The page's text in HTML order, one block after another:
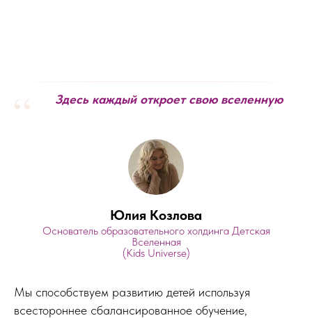
“ Здесь каждый откроет свою вселенную
Юлия Козлова
Основатель образовательного холдинга Детская
Вселенная
(Kids Universe)
Мы способствуем развитию детей используя
всестороннее сбалансированное обучение,